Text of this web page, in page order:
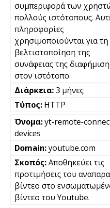
συμπεριφορά των
πολλούς ιστότοπους.
πληροφορίες
χρησιμοποιούνται για τη
βελτιστοποίηση της
συνάφειας της
στον ιστότοπο.
3 μήνες
HTTP
yt-remote-
devices
youtube.com
Αποθηκεύει τις
προτιμήσεις του
βίντεο στο
βίντεο του Youtube.